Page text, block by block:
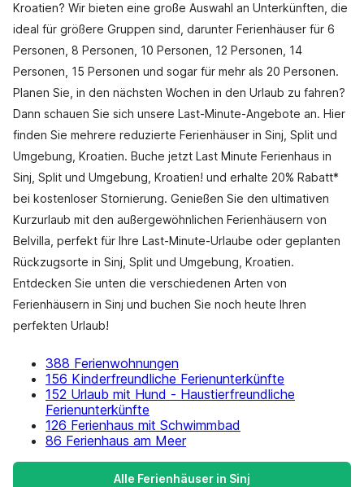
Kroatien? Wir bieten eine große Auswahl an Unterkünften, die
ideal für größere Gruppen sind, darunter Ferienhäuser für 6
Personen, 8 Personen, 10 Personen, 12 Personen, 14
Personen, 15 Personen und sogar für mehr als 20 Personen.
Planen Sie, in den nächsten Wochen in den Urlaub zu fahren?
Dann schauen Sie sich unsere Last-Minute-Angebote an. Hier
finden Sie mehrere reduzierte Ferienhäuser in Sinj, Split und
Umgebung, Kroatien. Buche jetzt Last Minute Ferienhaus in
Sinj, Split und Umgebung, Kroatien! und erhalte 20% Rabatt*
bei kostenloser Stornierung. Genießen Sie den ultimativen
Kurzurlaub mit den außergewöhnlichen Ferienhäusern von
Belvilla, perfekt für Ihre Last-Minute-Urlaube oder geplanten
Rückzugsorte in Sinj, Split und Umgebung, Kroatien.
Entdecken Sie unten die verschiedenen Arten von
Ferienhäusern in Sinj und buchen Sie noch heute Ihren
perfekten Urlaub!
388 Ferienwohnungen
156 Kinderfreundliche Ferienunterkünfte
152 Urlaub mit Hund - Haustierfreundliche
Ferienunterkünfte
126 Ferienhaus mit Schwimmbad
86 Ferienhaus am Meer
Alle Ferienhäuser in Sinj